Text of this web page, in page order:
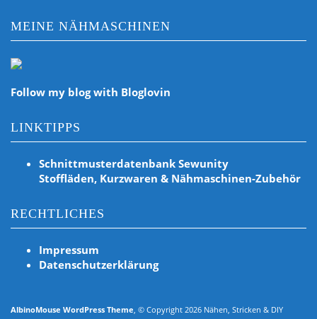
MEINE NÄHMASCHINEN
Follow my blog with Bloglovin
LINKTIPPS
Schnittmusterdatenbank Sewunity
Stoffläden, Kurzwaren & Nähmaschinen-Zubehör
RECHTLICHES
Impressum
Datenschutzerklärung
AlbinoMouse WordPress Theme, © Copyright 2026 Nähen, Stricken & DIY